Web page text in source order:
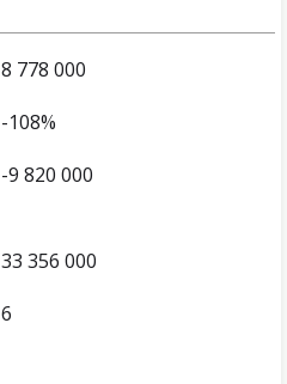
8 778 000
-108%
-9 820 000
33 356 000
6